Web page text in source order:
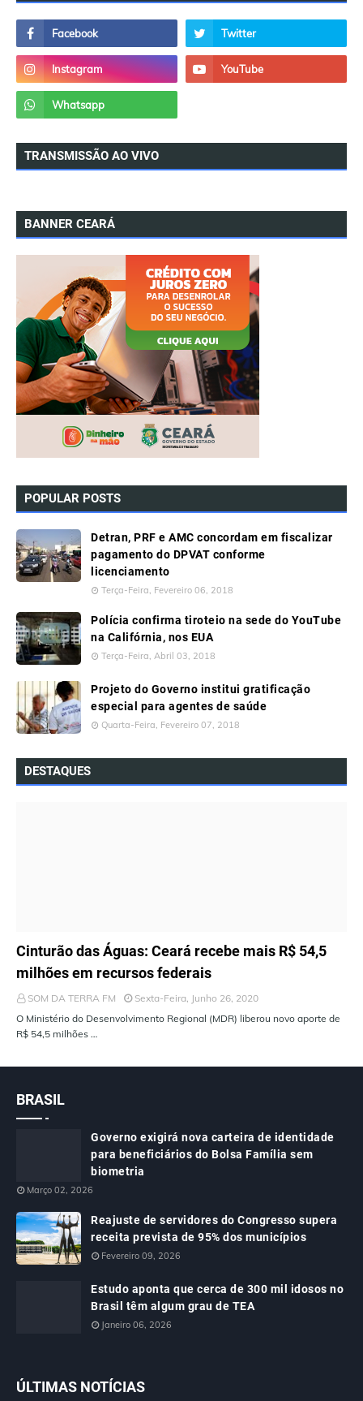
TRANSMISSÃO AO VIVO
BANNER CEARÁ
POPULAR POSTS
Detran, PRF e AMC concordam em fiscalizar
pagamento do DPVAT conforme
licenciamento
Terça-Feira, Fevereiro 06, 2018
Polícia confirma tiroteio na sede do YouTube
na Califórnia, nos EUA
Terça-Feira, Abril 03, 2018
Projeto do Governo institui gratificação
especial para agentes de saúde
Quarta-Feira, Fevereiro 07, 2018
DESTAQUES
ÚLTIMAS NOTÍCIAS
Cinturão das Águas: Ceará recebe mais R$ 54,5
milhões em recursos federais
SOM DA TERRA FM
Sexta-Feira, Junho 26, 2020
O Ministério do Desenvolvimento Regional (MDR) liberou novo aporte de
R$ 54,5 milhões …
BRASIL
Governo exigirá nova carteira de identidade
para beneficiários do Bolsa Família sem
biometria
Março 02, 2026
Reajuste de servidores do Congresso supera
receita prevista de 95% dos municípios
Fevereiro 09, 2026
Estudo aponta que cerca de 300 mil idosos no
Brasil têm algum grau de TEA
Janeiro 06, 2026
ÚLTIMAS NOTÍCIAS